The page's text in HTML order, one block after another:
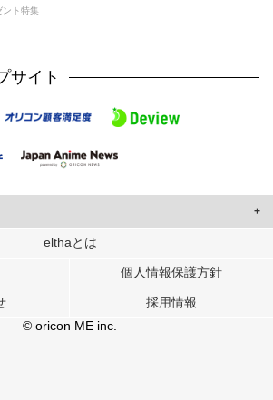
ント特集
サイト
使用して、ユーザーに合わせたコンテンツや広告の
タ解析の各パートナーに提供しています。
サービスを使用したときに収集した他の情報を組み
elthaとは
個人情報保護方針
採用情報
© oricon ME inc.